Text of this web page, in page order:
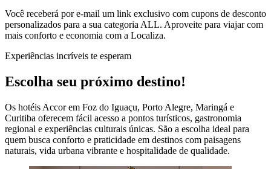
Você receberá por e-mail um link exclusivo com cupons de desconto
personalizados para a sua categoria ALL. Aproveite para viajar com
mais conforto e economia com a Localiza.
Experiências incríveis te esperam
Escolha seu próximo destino!
Os hotéis Accor em Foz do Iguaçu, Porto Alegre, Maringá e
Curitiba oferecem fácil acesso a pontos turísticos, gastronomia
regional e experiências culturais únicas. São a escolha ideal para
quem busca conforto e praticidade em destinos com paisagens
naturais, vida urbana vibrante e hospitalidade de qualidade.